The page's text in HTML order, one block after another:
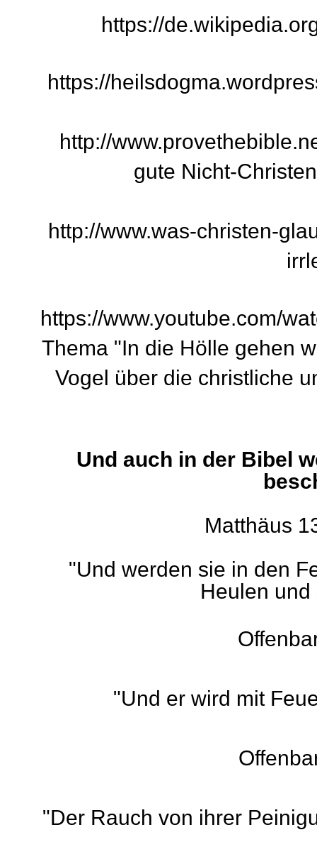
https://
https://
http://
gute Nicht-
http://www.was-christen-
https://www.youtube.com/
Thema "In die Hölle gehen
Vogel über die christliche
Und auch in der Bibel
Matthäus
"Und werden sie in den
Heulen
"Und er wird mit
"Der Rauch von ihrer